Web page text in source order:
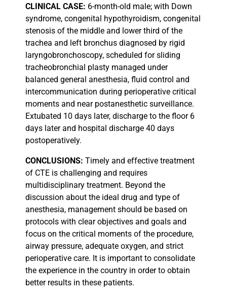
CLINICAL CASE: 6-month-old male; with Down
syndrome, congenital hypothyroidism, congenital
stenosis of the middle and lower third of the
trachea and left bronchus diagnosed by rigid
laryngobronchoscopy, scheduled for sliding
tracheobronchial plasty managed under
balanced general anesthesia, fluid control and
intercommunication during perioperative critical
moments and near postanesthetic surveillance.
Extubated 10 days later, discharge to the floor 6
days later and hospital discharge 40 days
postoperatively.
CONCLUSIONS: Timely and effective treatment
of CTE is challenging and requires
multidisciplinary treatment. Beyond the
discussion about the ideal drug and type of
anesthesia, management should be based on
protocols with clear objectives and goals and
focus on the critical moments of the procedure,
airway pressure, adequate oxygen, and strict
perioperative care. It is important to consolidate
the experience in the country in order to obtain
better results in these patients.